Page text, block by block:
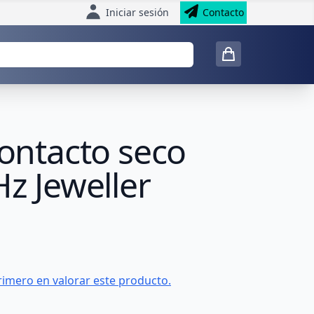
Iniciar sesión Contacto
seco
Jeweller
en valorar este producto.